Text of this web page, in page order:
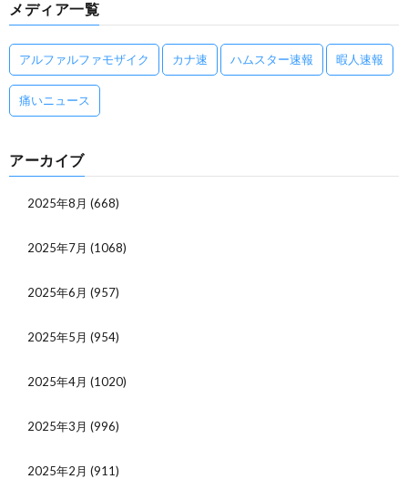
メディア一覧
アルファルファモザイク カナ速 ハムスター速報 暇人速報
痛いニュース
アーカイブ
2025年8月 (668)
2025年7月 (1068)
2025年6月 (957)
2025年5月 (954)
2025年4月 (1020)
2025年3月 (996)
2025年2月 (911)